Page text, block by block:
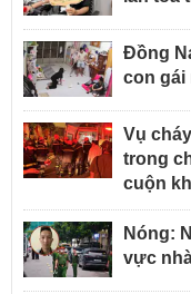
Đồng
con gái
Vụ
trong
cuộn
Nóng:
vực